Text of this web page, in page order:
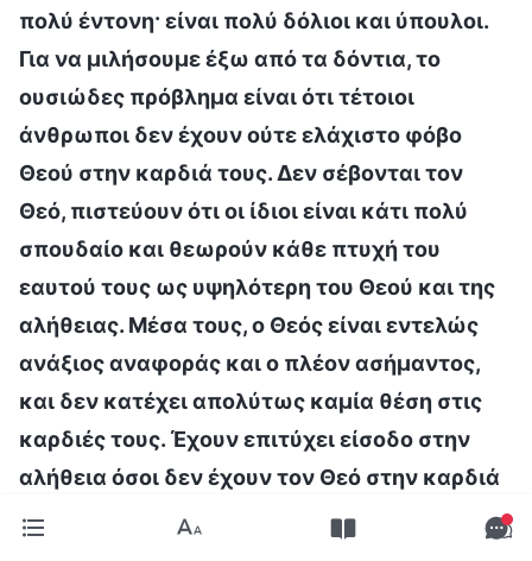
πολύ έντονη· είναι πολύ δόλιοι και ύπουλοι.
Για να μιλήσουμε έξω από τα δόντια, το
ουσιώδες πρόβλημα είναι ότι τέτοιοι
άνθρωποι δεν έχουν ούτε ελάχιστο φόβο
Θεού στην καρδιά τους. Δεν σέβονται τον
Θεό, πιστεύουν ότι οι ίδιοι είναι κάτι πολύ
σπουδαίο και θεωρούν κάθε πτυχή του
εαυτού τους ως υψηλότερη του Θεού και της
αλήθειας. Μέσα τους, ο Θεός είναι εντελώς
ανάξιος αναφοράς και ο πλέον ασήμαντος,
και δεν κατέχει απολύτως καμία θέση στις
καρδιές τους. Έχουν επιτύχει είσοδο στην
αλήθεια όσοι δεν έχουν τον Θεό στην καρδιά
τους και δεν σέβονται τον Θεό;